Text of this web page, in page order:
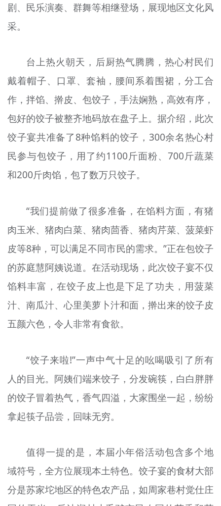
剧、民乐演奏、群舞等相继登场，展现地区文化风
采。
台上热火朝天，后厨热气腾腾，热心村民们
戴着帽子、口罩、套袖，腰间系着围裙，分工合
作，拌馅、擀皮、包饺子，手法娴熟，高效有序，
包好的饺子被整齐地码放在盘子上。据介绍，此次
饺子宴共准备了8种馅料的饺子，300余名热心村
民参与包饺子，用了约1100斤面粉、700斤蔬菜
和200斤肉馅，包了数万只饺子。
“我们提前做了很多准备，在馅料方面，有猪
肉玉米、猪肉白菜、猪肉茴香、猪肉芹菜、菠菜虾
皮等8种，可以满足不同市民的需求。”正在包饺子
的苏庭慧阿姨说道。在活动现场，此次饺子宴不仅
馅料丰富，在饺子皮上也是下足了功夫，用菠菜
汁、南瓜汁、心里美萝卜汁和面，擀出来的饺子皮
五颜六色，令人非常有食欲。
“饺子来啦!”一声中气十足的吆喝吸引了所有
人的目光。阿姨们端来饺子，分发碗筷，白白胖胖
的饺子冒着热气，香气四溢，大家围坐一起，纷纷
拿起筷子品尝，回味无穷。
值得一提的是，本届小年俗活动包含多个地
域符号，全方位展现本土特色。饺子宴的食材大部
分是苏家坨地区的特色农产品，如周家巷村觉仕庄